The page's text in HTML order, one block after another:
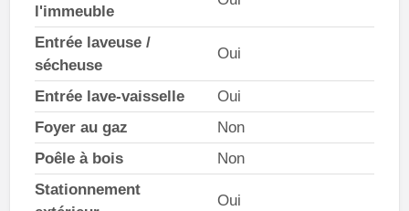
l'immeuble
Entrée laveuse /
sécheuse
Oui
Entrée lave-vaisselle
Oui
Foyer au gaz
Non
Poêle à bois
Non
Stationnement
Oui